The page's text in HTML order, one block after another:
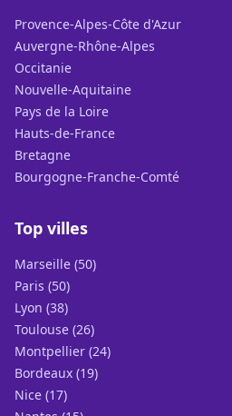
Provence-Alpes-Côte d'Azur
Auvergne-Rhône-Alpes
Occitanie
Nouvelle-Aquitaine
Pays de la Loire
Hauts-de-France
Bretagne
Bourgogne-Franche-Comté
Top villes
Marseille (50)
Paris (50)
Lyon (38)
Toulouse (26)
Montpellier (24)
Bordeaux (19)
Nice (17)